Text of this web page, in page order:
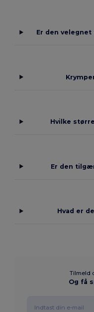
Er den
Hvilke
Er den
Hvad er
Tilmeld
Og få